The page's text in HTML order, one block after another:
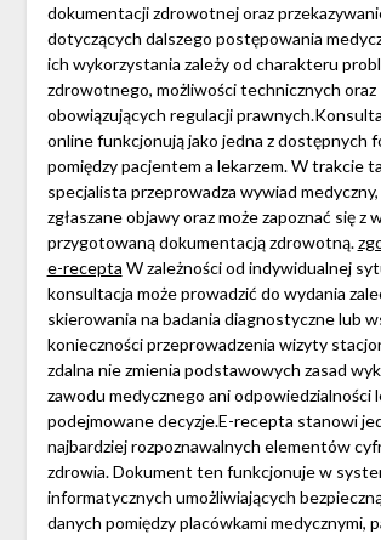
dokumentacji zdrowotnej oraz
dotyczących dalszego postępowania
ich wykorzystania zależy od charakteru
zdrowotnego, możliwości technicznych oraz
obowiązujących regulacji
online funkcjonują jako jedna z dostępnych
pomiędzy pacjentem a lekarzem. W trakcie
specjalista przeprowadza wywiad medyczny,
zgłaszane objawy oraz może zapoznać się z
przygotowaną dokumentacją zdrowotną.
e-recepta W zależności od indywidualnej
konsultacja może prowadzić do wydania
skierowania na badania diagnostyczne lub
konieczności przeprowadzenia wizyty
zdalna nie zmienia podstawowych zasad
zawodu medycznego ani odpowiedzialności
podejmowane decyzje.E-recepta stanowi
najbardziej rozpoznawalnych elementów
zdrowia. Dokument ten funkcjonuje w
informatycznych umożliwiających
danych pomiędzy placówkami medycznymi,